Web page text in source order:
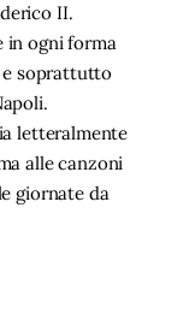
II.
in ogni forma
e soprattutto
letteralmente
alle canzoni
giornate da